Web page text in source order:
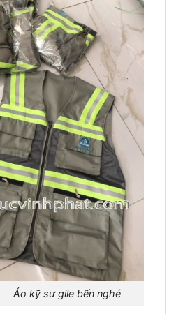
gile bến nghé